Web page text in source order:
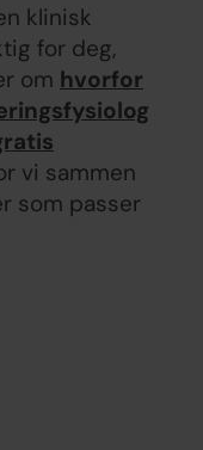
klinisk
for deg,
om hvorfor
vi sammen
som passer